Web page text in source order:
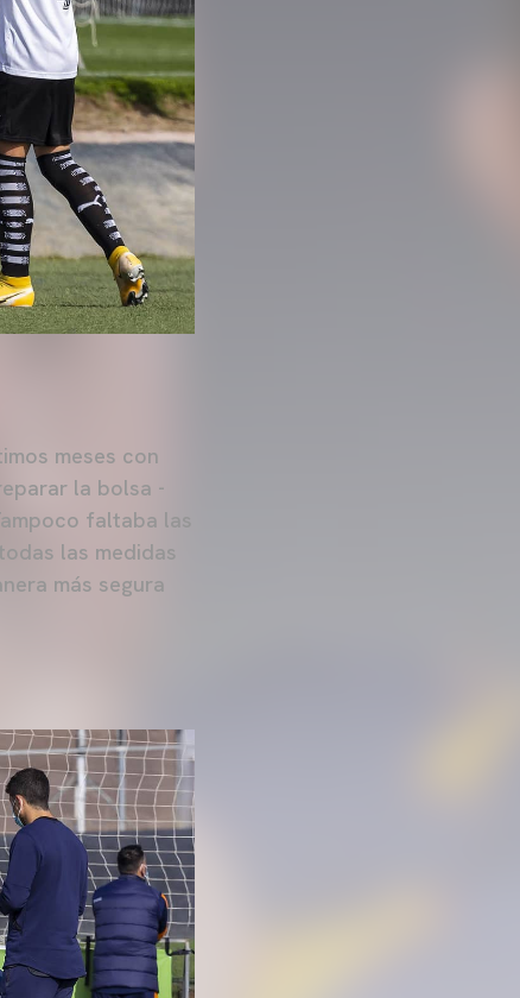
meses con
la bolsa -
faltaba las
las medidas
más segura